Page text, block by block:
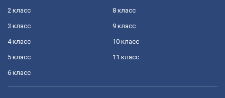
2 класс
3 класс
4 класс
5 класс
6 класс
8 класс
9 класс
10 класс
11 класс